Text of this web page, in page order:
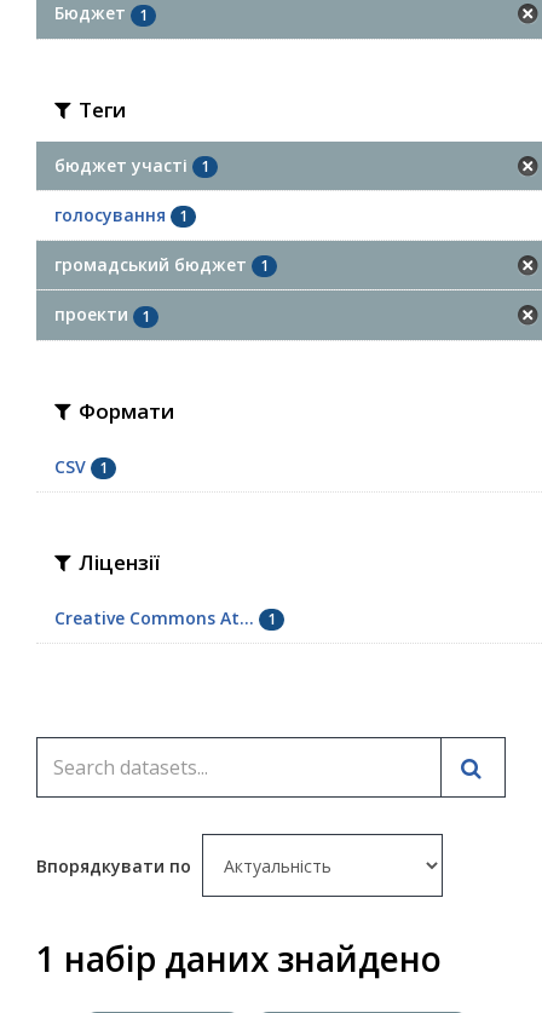
Бюджет 1
Теги
бюджет участі 1
голосування 1
громадський бюджет 1
проекти 1
Формати
CSV 1
Ліцензії
Creative Commons At... 1
Впорядкувати по
1 набір даних знайдено